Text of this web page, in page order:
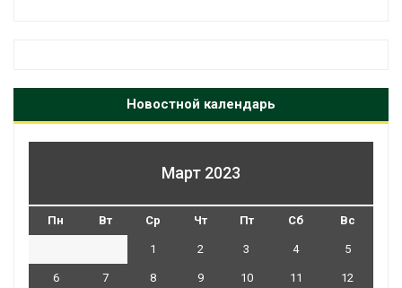
Новостной календарь
Март 2023
Пн Вт Ср Чт Пт Сб Вс
1 2 3 4 5
6 7 8 9 10 11 12